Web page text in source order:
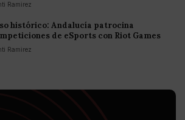
Ramirez
histórico: Andalucía patrocina
de eSports con Riot Games
Ramirez